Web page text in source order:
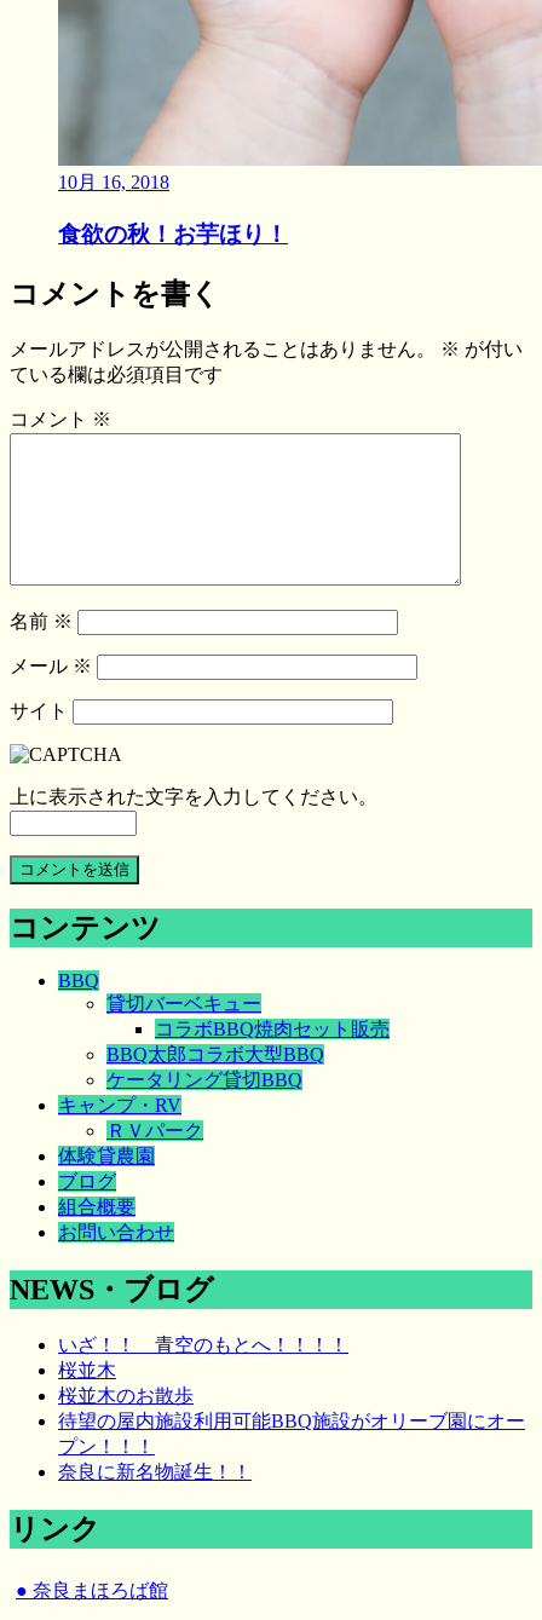
10月 16, 2018
食欲の秋！お芋ほり！
コメントを書く
メールアドレスが公開されることはありません。 ※ が付い
ている欄は必須項目です
コメント ※
名前 ※
メール ※
サイト
上に表示された文字を入力してください。
コンテンツ
BBQ
貸切バーベキュー
コラボBBQ焼肉セット販売
BBQ太郎コラボ大型BBQ
ケータリング貸切BBQ
キャンプ・RV
ＲＶパーク
体験貸農園
ブログ
組合概要
お問い合わせ
NEWS・ブログ
いざ！！ 青空のもとへ！！！！
桜並木
桜並木のお散歩
待望の屋内施設利用可能BBQ施設がオリーブ園にオー
プン！！！
奈良に新名物誕生！！
リンク
● 奈良まほろば館